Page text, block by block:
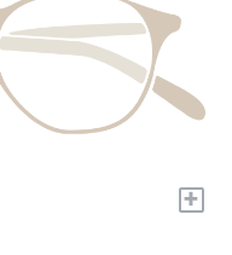
+